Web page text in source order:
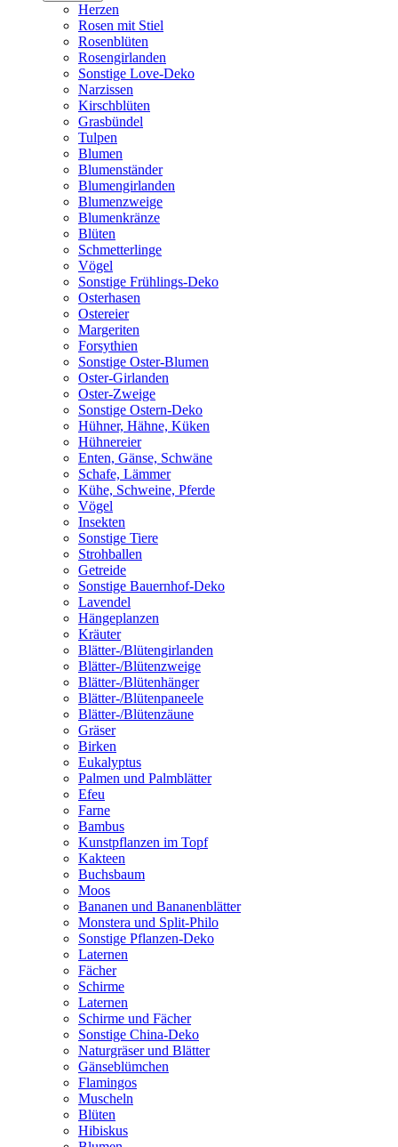
Herzen
Rosen mit Stiel
Rosenblüten
Rosengirlanden
Sonstige Love-Deko
Narzissen
Kirschblüten
Grasbündel
Tulpen
Blumen
Blumenständer
Blumengirlanden
Blumenzweige
Blumenkränze
Blüten
Schmetterlinge
Vögel
Sonstige Frühlings-Deko
Osterhasen
Ostereier
Margeriten
Forsythien
Sonstige Oster-Blumen
Oster-Girlanden
Oster-Zweige
Sonstige Ostern-Deko
Hühner, Hähne, Küken
Hühnereier
Enten, Gänse, Schwäne
Schafe, Lämmer
Kühe, Schweine, Pferde
Vögel
Insekten
Sonstige Tiere
Strohballen
Getreide
Sonstige Bauernhof-Deko
Lavendel
Hängeplanzen
Kräuter
Blätter-/Blütengirlanden
Blätter-/Blütenzweige
Blätter-/Blütenhänger
Blätter-/Blütenpaneele
Blätter-/Blütenzäune
Gräser
Birken
Eukalyptus
Palmen und Palmblätter
Efeu
Farne
Bambus
Kunstpflanzen im Topf
Kakteen
Buchsbaum
Moos
Bananen und Bananenblätter
Monstera und Split-Philo
Sonstige Pflanzen-Deko
Laternen
Fächer
Schirme
Laternen
Schirme und Fächer
Sonstige China-Deko
Naturgräser und Blätter
Gänseblümchen
Flamingos
Muscheln
Blüten
Hibiskus